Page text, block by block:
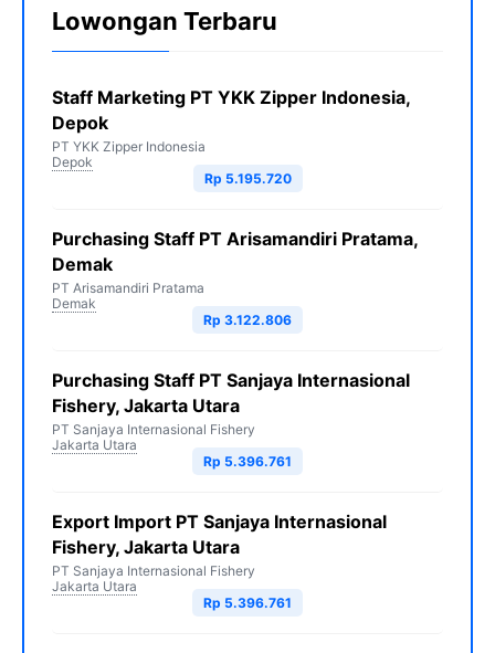
Lowongan Terbaru
Staff Marketing PT YKK Zipper Indonesia,
Depok
PT YKK Zipper Indonesia
Depok
Rp 5.195.720
Purchasing Staff PT Arisamandiri Pratama,
Demak
PT Arisamandiri Pratama
Demak
Rp 3.122.806
Purchasing Staff PT Sanjaya Internasional
Fishery, Jakarta Utara
PT Sanjaya Internasional Fishery
Jakarta Utara
Rp 5.396.761
Export Import PT Sanjaya Internasional
Fishery, Jakarta Utara
PT Sanjaya Internasional Fishery
Jakarta Utara
Rp 5.396.761